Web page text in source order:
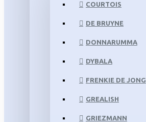
COURTOIS
DE BRUYNE
DONNARUMMA
DYBALA
FRENKIE DE JONG
GREALISH
GRIEZMANN